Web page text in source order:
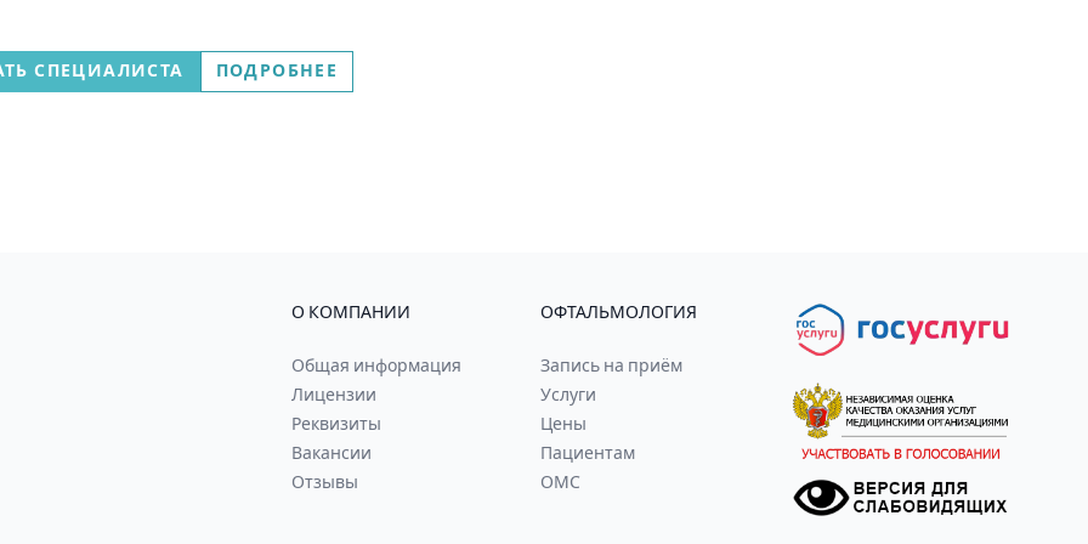
СПЕЦИАЛИСТА ПОДРОБНЕЕ
О КОМПАНИИ
Общая информация
Лицензии
Реквизиты
Вакансии
Отзывы
ОФТАЛЬМОЛОГИЯ
Запись на приём
Услуги
Цены
Пациентам
ОМС